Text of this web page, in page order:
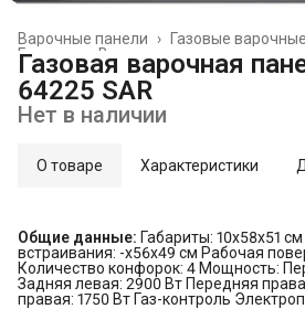
Газовые
Варочные панели
›
Встраиваемая техника
Главная
Газовая варочная
64225 SAR
Нет в наличии
О товаре Характеристики
Общие данные: Габариты: 10х58x51
встраивания: -х56x49 см Рабочая
Количество конфорок: 4 Мощность:
Задняя левая: 2900 Вт Передняя
правая: 1750 Вт Газ-контроль